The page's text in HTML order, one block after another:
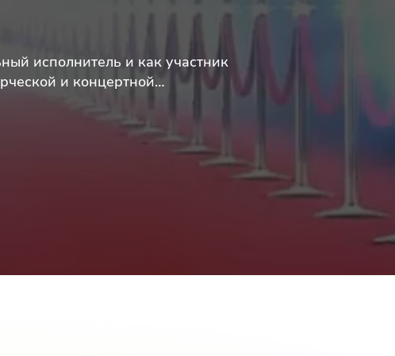
исполнитель и как участник
и концертной